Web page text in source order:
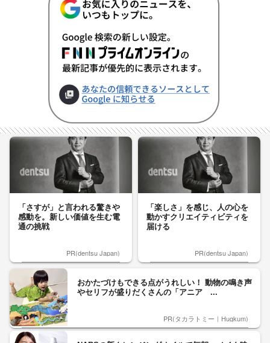
「さすが」と言われる驚きや
感動を。新しい価値を生む電
通の挑戦
PR(dentsu Japan)
「楽しさ」を感じ、人の心を
動かすクリエイティビティを
届ける
PR(dentsu Japan)
おかたづけもできる点がうれしい！ 動物の鳴き声
やセリフが盛りだくさんの「アニア ...
PR(タカラトミー｜Hugkum)